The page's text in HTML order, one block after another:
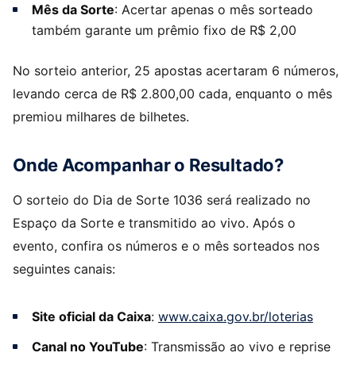
Mês da Sorte: Acertar apenas o mês sorteado
também garante um prêmio fixo de R$ 2,00
No sorteio anterior, 25 apostas acertaram 6 números,
levando cerca de R$ 2.800,00 cada, enquanto o mês
premiou milhares de bilhetes.
Onde Acompanhar o Resultado?
O sorteio do Dia de Sorte 1036 será realizado no
Espaço da Sorte e transmitido ao vivo. Após o
evento, confira os números e o mês sorteados nos
seguintes canais:
Site oficial da Caixa: www.caixa.gov.br/loterias
Canal no YouTube: Transmissão ao vivo e reprise